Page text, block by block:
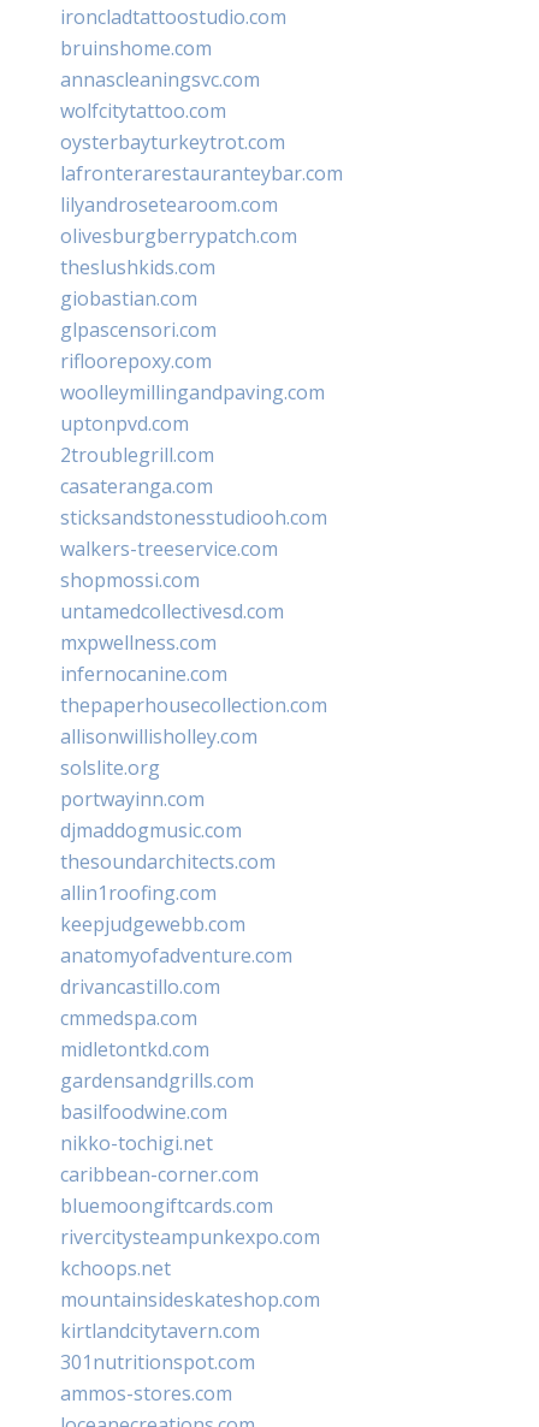
ironcladtattoostudio.com
bruinshome.com
annascleaningsvc.com
wolfcitytattoo.com
oysterbayturkeytrot.com
lafronterarestauranteybar.com
lilyandrosetearoom.com
olivesburgberrypatch.com
theslushkids.com
giobastian.com
glpascensori.com
rifloorepoxy.com
woolleymillingandpaving.com
uptonpvd.com
2troublegrill.com
casateranga.com
sticksandstonesstudiooh.com
walkers-treeservice.com
shopmossi.com
untamedcollectivesd.com
mxpwellness.com
infernocanine.com
thepaperhousecollection.com
allisonwillisholley.com
solslite.org
portwayinn.com
djmaddogmusic.com
thesoundarchitects.com
allin1roofing.com
keepjudgewebb.com
anatomyofadventure.com
drivancastillo.com
cmmedspa.com
midletontkd.com
gardensandgrills.com
basilfoodwine.com
nikko-tochigi.net
caribbean-corner.com
bluemoongiftcards.com
rivercitysteampunkexpo.com
kchoops.net
mountainsideskateshop.com
kirtlandcitytavern.com
301nutritionspot.com
ammos-stores.com